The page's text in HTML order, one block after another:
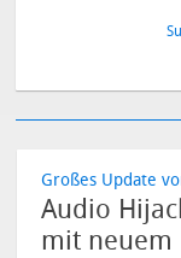
Großes Update
Audio
mit neuem